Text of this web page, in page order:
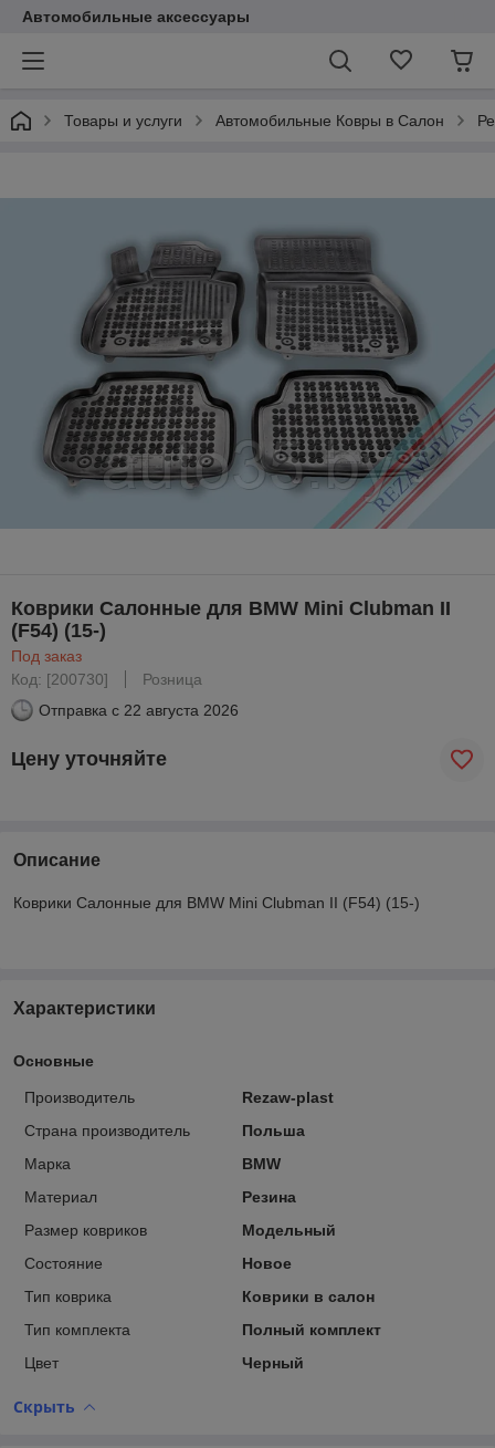
Автомобильные аксессуары
Товары и услуги Автомобильные Ковры в Салон
Коврики Салонные для BMW Mini Clubman II
(F54) (15-)
Под заказ
Код: [200730]
Розница
Отправка с 22 августа 2026
Цену уточняйте
Описание
Коврики Салонные для BMW Mini Clubman II (F54) (15-)
Характеристики
Основные
Производитель
Rezaw-plast
Страна производитель
Польша
Марка
BMW
Материал
Резина
Размер ковриков
Модельный
Состояние
Новое
Тип коврика
Коврики в салон
Тип комплекта
Полный комплект
Цвет
Черный
Скрыть